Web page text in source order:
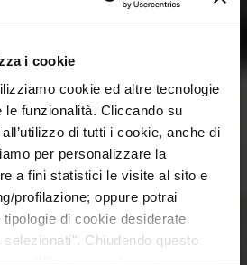
i cookie
cookie ed altre tecnologie
funzionalità. Cliccando su
di tutti i cookie, anche di
per personalizzare la
a fini statistici le visite al sito e
profilazione; oppure potrai
di cookie desiderate
Chiudendo questo